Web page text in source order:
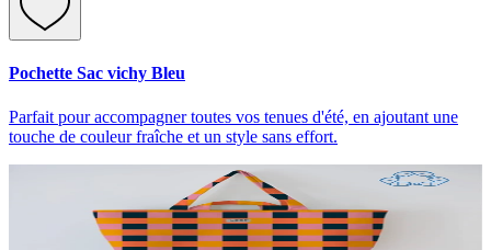
Pochette Sac vichy Bleu
Parfait pour accompagner toutes vos tenues d'été, en ajoutant une
touche de couleur fraîche et un style sans effort.